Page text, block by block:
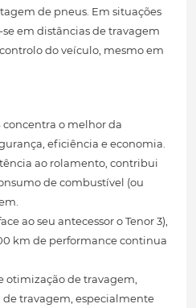
de pneus. Em situações
em distâncias de travagem
do veículo, mesmo em
concentra o melhor da
eficiência e economia.
ao rolamento, contribui
de combustível (ou
ao seu antecessor o Tenor 3),
km de performance continua
otimização de travagem,
travagem, especialmente